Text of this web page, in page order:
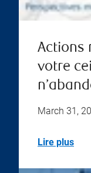
Actions
votre
March 31,
Lire plus